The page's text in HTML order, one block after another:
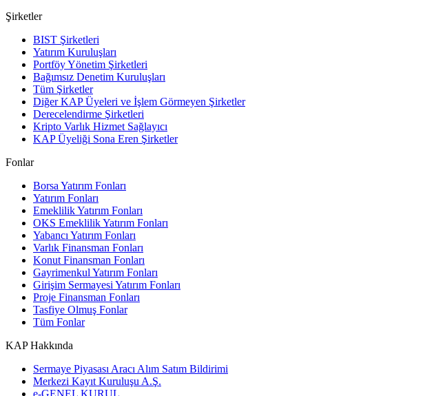
Şirketler
BIST Şirketleri
Yatırım Kuruluşları
Portföy Yönetim Şirketleri
Bağımsız Denetim Kuruluşları
Tüm Şirketler
Diğer KAP Üyeleri ve İşlem Görmeyen Şirketler
Derecelendirme Şirketleri
Kripto Varlık Hizmet Sağlayıcı
KAP Üyeliği Sona Eren Şirketler
Fonlar
Borsa Yatırım Fonları
Yatırım Fonları
Emeklilik Yatırım Fonları
OKS Emeklilik Yatırım Fonları
Yabancı Yatırım Fonları
Varlık Finansman Fonları
Konut Finansman Fonları
Gayrimenkul Yatırım Fonları
Girişim Sermayesi Yatırım Fonları
Proje Finansman Fonları
Tasfiye Olmuş Fonlar
Tüm Fonlar
KAP Hakkında
Sermaye Piyasası Aracı Alım Satım Bildirimi
Merkezi Kayıt Kuruluşu A.Ş.
e-GENEL KURUL